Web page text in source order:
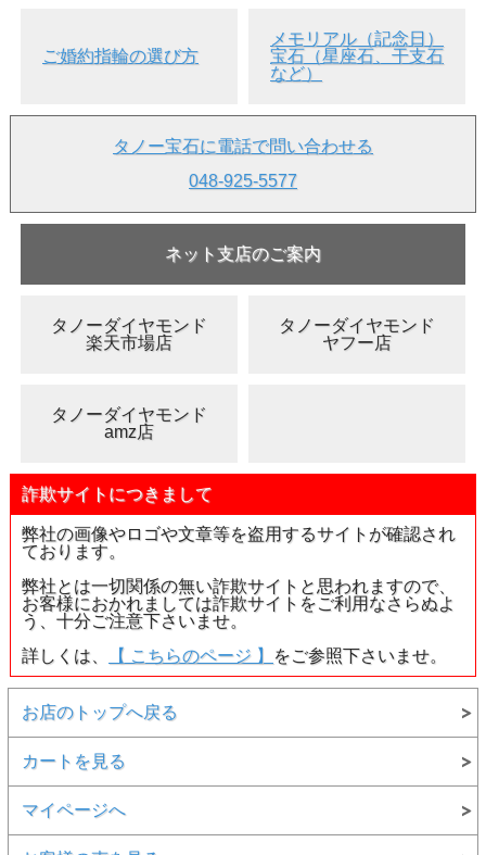
であり、ケースには含まれません。
価とのように、基本的には淡く薄く、紫色っぽく見えるピン
ルとは、ダイヤそのものはもちろん、色の起源も全て天然の
本物のカラーダイヤモンドのことを言います。
れたなと思います。
●中央宝石研究所の鑑定結果によると、「ポリッシュ(研磨状
態)」が「ベリーグッド」、「シンメトリー(対称性)」は「グ
ッド」の評価。ソーティング袋には記載されておりません
が、やはりカラーダイヤで「Very Good」や「Good」は高評
●そのおかげか、テリも十分。キラキラ綺麗に光っていま
す。
●クラリティはSI-2です。
●ピンクダイヤモンドでしかもハートシェイプでこのような
均整の取れた形状のハートシェイプは十分貴重なものだと思
います。
●リング(指輪)やペンダントにも、ピアス・イヤリングに、
また、こだわりの婚約指輪などへ加工(別料金)しても楽しめ
ジュエリー加工を全て見る>>
ご婚約指輪の選び方
メモリアル（記念日）
宝石（星座石、干支石
など）
タノー宝石に電話で問い合わせる
048-925-5577
ネット支店のご案内
タノーダイヤモンド
楽天市場店
タノーダイヤモンド
ヤフー店
タノーダイヤモンド
amz店
詐欺サイトにつきまして
弊社の画像やロゴや文章等を盗用するサイトが確認され
ております。
弊社とは一切関係の無い詐欺サイトと思われますので、
お客様におかれましては詐欺サイトをご利用なさらぬよ
う、十分ご注意下さいませ。
詳しくは、
【 こちらのページ 】 をご参照下さいませ。
お店のトップへ戻る
カートを見る
マイページへ